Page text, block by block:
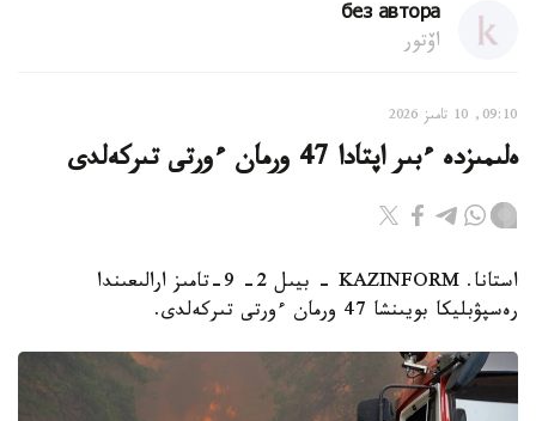
без автора
اۆتور
09:10, 10 تامىز 2026
ەلىمىزدە ءبىر اپتادا 47 ورمان ءورتى تىركەلدى
استانا. KAZINFORM - بيىل 2- 9-تامىز ارالىعىندا
رەسپۋبليكا بويىنشا 47 ورمان ءورتى تىركەلدى.